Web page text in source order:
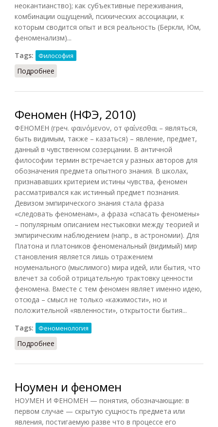
неокантианство); как субъективные переживания,
комбинации ощущений, психических ассоциации, к
которым сводится опыт и вся реальность (Беркли, Юм,
феноменализм)...
Tags:
Философия
Подробнее
Феномен (НФЭ, 2010)
ФЕНОМЕН (греч. φαινόμενον, от φαίνεσθαι – являться,
быть видимым, также – казаться) – явление, предмет,
данный в чувственном созерцании. В античной
философии термин встречается у разных авторов для
обозначения предмета опытного знания. В школах,
признававших критерием истины чувства, феномен
рассматривался как истинный предмет познания.
Девизом эмпирического знания стала фраза
«следовать феноменам», а фраза «спасать феномены»
– популярным описанием нестыковки между теорией и
эмпирическим наблюдением (напр., в астрономии). Для
Платона и платоников феноменальный (видимый) мир
становления является лишь отражением
ноуменального (мыслимого) мира идей, или бытия, что
влечет за собой отрицательную трактовку ценности
феномена. Вместе с тем феномен являет именно идею,
отсюда – смысл не только «кажимости», но и
положительной «явленности», открытости бытия...
Tags:
Феноменология
Подробнее
Ноумен и феномен
НОУМЕН И ФЕНОМЕН — понятия, обозначающие: в
первом случае — скрытую сущность предмета или
явления, постигаемую разве что в процессе его